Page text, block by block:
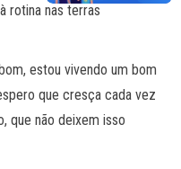
rotina nas terras
estou vivendo um bom
que cresça cada vez
que não deixem isso